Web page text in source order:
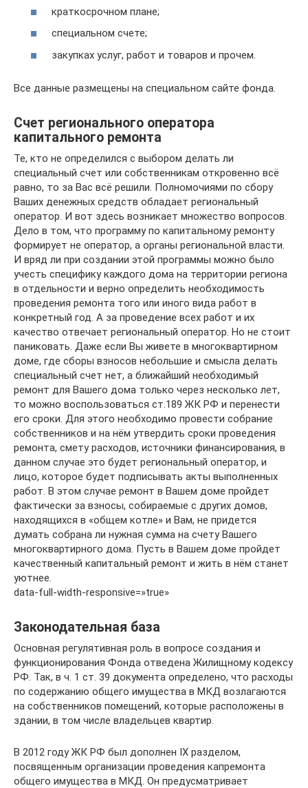
краткосрочном плане;
специальном счете;
закупках услуг, работ и товаров и прочем.
Все данные размещены на специальном сайте фонда.
Счет регионального оператора
капитального ремонта
Те, кто не определился с выбором делать ли
специальный счет или собственникам откровенно всё
равно, то за Вас всё решили. Полномочиями по сбору
Ваших денежных средств обладает региональный
оператор. И вот здесь возникает множество вопросов.
Дело в том, что программу по капитальному ремонту
формирует не оператор, а органы региональной власти.
И вряд ли при создании этой программы можно было
учесть специфику каждого дома на территории региона
в отдельности и верно определить необходимость
проведения ремонта того или иного вида работ в
конкретный год. А за проведение всех работ и их
качество отвечает региональный оператор. Но не стоит
паниковать. Даже если Вы живете в многоквартирном
доме, где сборы взносов небольшие и смысла делать
специальный счет нет, а ближайший необходимый
ремонт для Вашего дома только через несколько лет,
то можно воспользоваться ст.189 ЖК РФ и перенести
его сроки. Для этого необходимо провести собрание
собственников и на нём утвердить сроки проведения
ремонта, смету расходов, источники финансирования, в
данном случае это будет региональный оператор, и
лицо, которое будет подписывать акты выполненных
работ. В этом случае ремонт в Вашем доме пройдет
фактически за взносы, собираемые с других домов,
находящихся в «общем котле» и Вам, не придется
думать собрана ли нужная сумма на счету Вашего
многоквартирного дома. Пусть в Вашем доме пройдет
качественный капитальный ремонт и жить в нём станет
уютнее.
data-full-width-responsive=»true»
Законодательная база
Основная регулятивная роль в вопросе создания и
функционирования Фонда отведена Жилищному кодексу
РФ. Так, в ч. 1 ст. 39 документа определено, что расходы
по содержанию общего имущества в МКД возлагаются
на собственников помещений, которые расположены в
здании, в том числе владельцев квартир.
В 2012 году ЖК РФ был дополнен IX разделом,
посвященным организации проведения капремонта
общего имущества в МКД. Он предусматривает